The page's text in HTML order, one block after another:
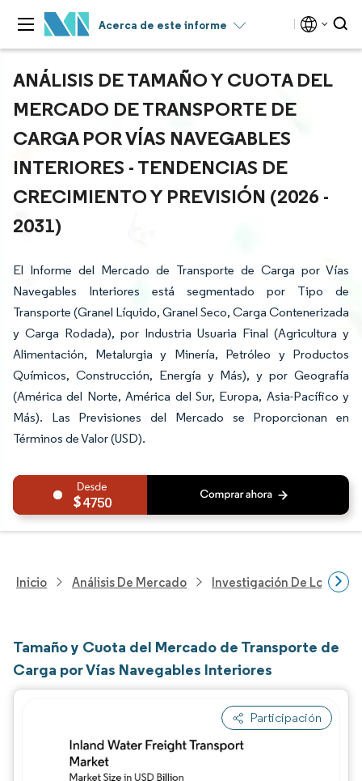
Acerca de este informe
ANÁLISIS DE TAMAÑO Y CUOTA DEL
MERCADO DE TRANSPORTE DE
CARGA POR VÍAS NAVEGABLES
INTERIORES - TENDENCIAS DE
CRECIMIENTO Y PREVISIÓN (2026 -
2031)
El Informe del Mercado de Transporte de Carga por Vías
Navegables Interiores está segmentado por Tipo de
Transporte (Granel Líquido, Granel Seco, Carga Contenerizada
y Carga Rodada), por Industria Usuaria Final (Agricultura y
Alimentación, Metalurgia y Minería, Petróleo y Productos
Químicos, Construcción, Energía y Más), y por Geografía
(América del Norte, América del Sur, Europa, Asia-Pacífico y
Más). Las Previsiones del Mercado se Proporcionan en
Términos de Valor (USD).
4750
Inicio Análisis De Mercado Investigación De Logística
Tamaño y Cuota del Mercado de Transporte de
Carga por Vías Navegables Interiores
Participación